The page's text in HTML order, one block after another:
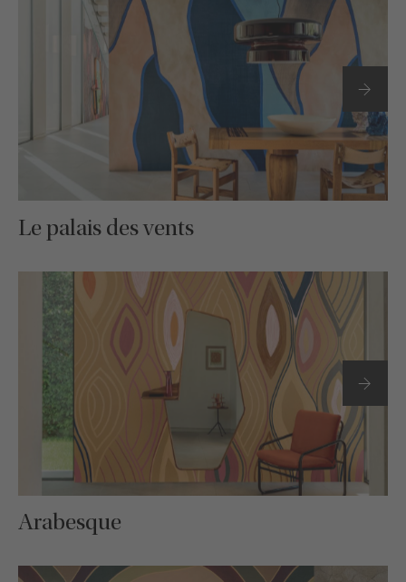
Le palais des vents
Arabesque